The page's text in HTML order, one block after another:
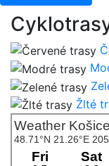
Žlté